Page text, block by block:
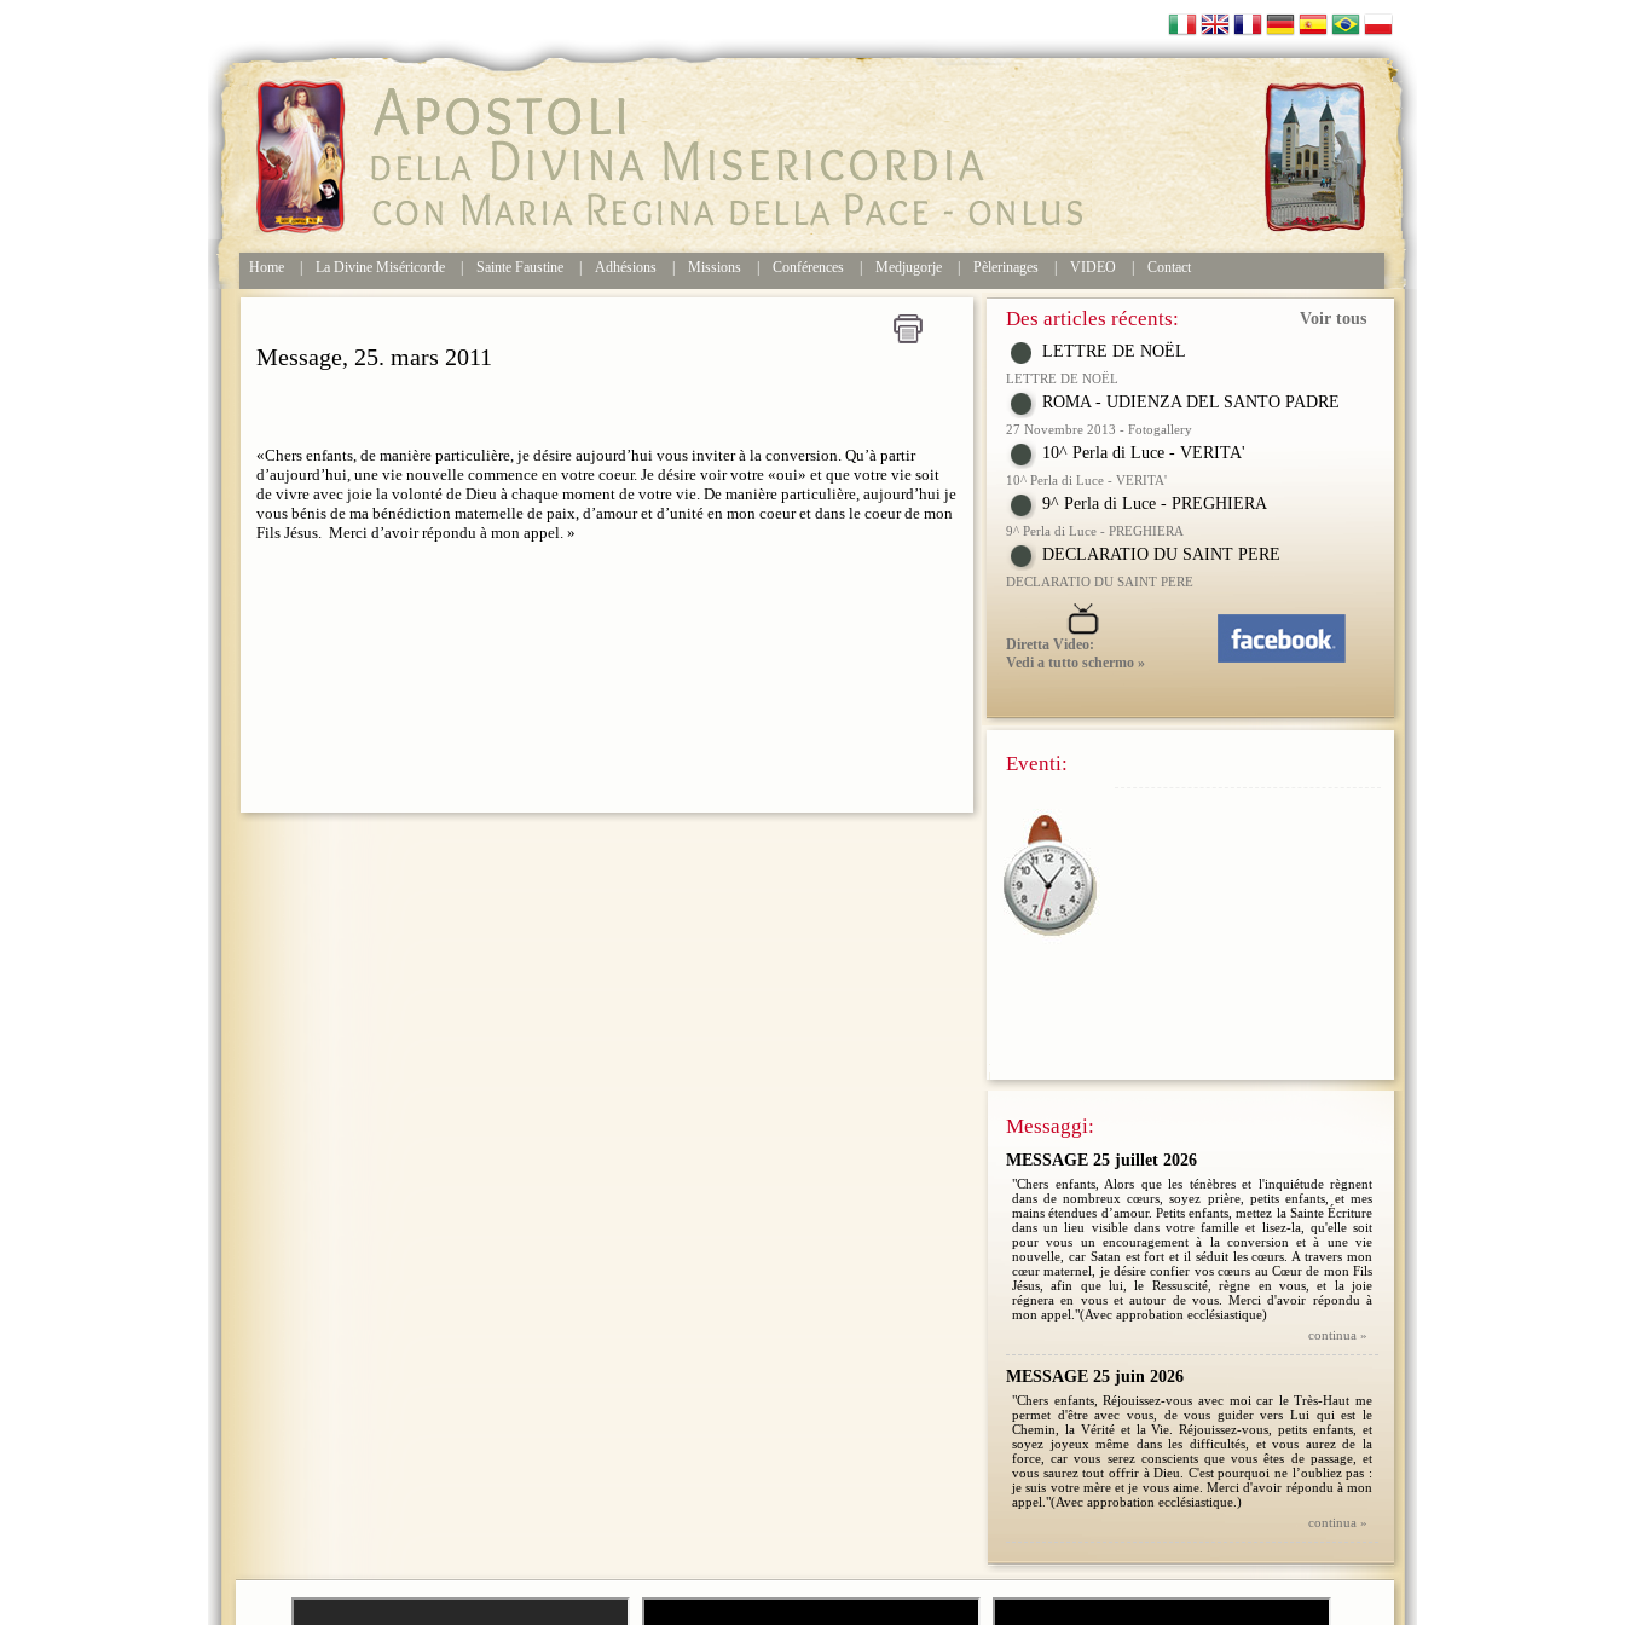
Home La Divine Miséricorde Sainte Faustine Adhésions Missions Conférences Medjugorje Pèlerinages VIDEO Contact
Message, 25. mars 2011
«Chers enfants, de manière particulière, je désire aujourd’hui vous inviter à la conversion. Qu’à partir
d’aujourd’hui, une vie nouvelle commence en votre coeur. Je désire voir votre «oui» et que votre vie soit
de vivre avec joie la volonté de Dieu à chaque moment de votre vie. De manière particulière, aujourd’hui je
vous bénis de ma bénédiction maternelle de paix, d’amour et d’unité en mon coeur et dans le coeur de mon
Fils Jésus. Merci d’avoir répondu à mon appel. »
Des articles récents:
Voir tous
LETTRE DE NOËL
LETTRE DE NOËL
ROMA - UDIENZA DEL SANTO PADRE
27 Novembre 2013 - Fotogallery
10^ Perla di Luce - VERITA'
10^ Perla di Luce - VERITA'
9^ Perla di Luce - PREGHIERA
9^ Perla di Luce - PREGHIERA
DECLARATIO DU SAINT PERE
DECLARATIO DU SAINT PERE
Diretta Video:
Vedi a tutto schermo »
Eventi:
Messaggi:
MESSAGE 25 juillet 2026
"Chers enfants, Alors que les ténèbres et l'inquiétude règnent
dans de nombreux cœurs, soyez prière, petits enfants, et mes
mains étendues d’amour. Petits enfants, mettez la Sainte Écriture
dans un lieu visible dans votre famille et lisez-la, qu'elle soit
pour vous un encouragement à la conversion et à une vie
nouvelle, car Satan est fort et il séduit les cœurs. A travers mon
cœur maternel, je désire confier vos cœurs au Cœur de mon Fils
Jésus, afin que lui, le Ressuscité, règne en vous, et la joie
régnera en vous et autour de vous. Merci d'avoir répondu à
mon appel."(Avec approbation ecclésiastique)
continua »
MESSAGE 25 juin 2026
"Chers enfants, Réjouissez-vous avec moi car le Très-Haut me
permet d'être avec vous, de vous guider vers Lui qui est le
Chemin, la Vérité et la Vie. Réjouissez-vous, petits enfants, et
soyez joyeux même dans les difficultés, et vous aurez de la
force, car vous serez conscients que vous êtes de passage, et
vous saurez tout offrir à Dieu. C'est pourquoi ne l’oubliez pas :
je suis votre mère et je vous aime. Merci d'avoir répondu à mon
appel."(Avec approbation ecclésiastique.)
continua »